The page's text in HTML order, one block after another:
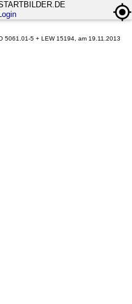
5061.01-5 + LEW 15194, am 19.11.2013